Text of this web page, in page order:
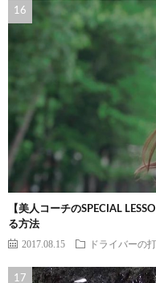
【美人コーチのSPECIAL
る方法
2017.08.15 ドライバーの